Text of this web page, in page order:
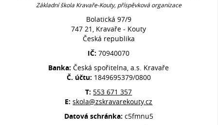
Základní škola Kravaře-Kouty, příspěvková organizace
Bolatická 97/9
747 21, Kravaře - Kouty
Česká republika
IČ:70940070
Banka:Česká spořitelna, a.s. Kravaře
Č. účtu: 1849695379/0800
T: 553 671 357
E:skola@zskravarekouty.cz
Datová schránka: c5fmnu5